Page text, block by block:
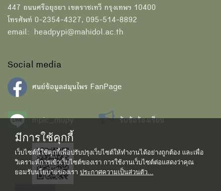
447 ถนนศรีอยุธยา เขตราชเทวี กรุงเทพฯ 10400
โทรศัพท์ 0-2354-4327, 095-514-8892
email: headpypi@mahidol.ac.th
Social media
ศนย์ข้อมูลสมุนไพร FanPage
mpic_mupy รับข้อร้องเรียน
มีการใช้คุกกี้
เว็บไซต์นี้ใช้คุกกี้เพื่อปรับปรุงเว็บไซต์ให้ทำงานได้อย่างถูกต้อง และเพื่อ
วิเคราะห์การเข้าเว็บไซต์ของเรา การใช้งานเว็บไซต์ต่อแสดงว่าคุณ
ยอมรับนโยบายของเรา ประกาศความเป็นส่วนตัว...